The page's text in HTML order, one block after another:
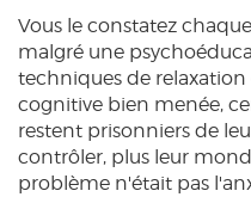
Vous le constatez
malgré une
techniques de
cognitive bien menée,
restent prisonniers de
contrôler, plus leur
problème n'était pas